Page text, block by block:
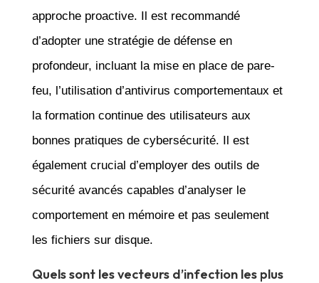
approche proactive. Il est recommandé
d’adopter une stratégie de défense en
profondeur, incluant la mise en place de pare-
feu, l’utilisation d’antivirus comportementaux et
la formation continue des utilisateurs aux
bonnes pratiques de cybersécurité. Il est
également crucial d’employer des outils de
sécurité avancés capables d’analyser le
comportement en mémoire et pas seulement
les fichiers sur disque.
Quels sont les vecteurs d’infection les plus